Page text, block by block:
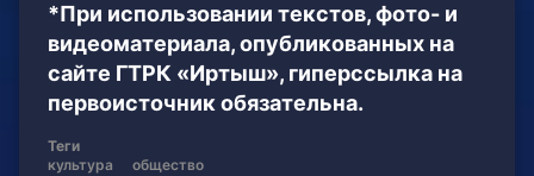
*При использовании текстов, фото- и
видеоматериала, опубликованных на
сайте ГТРК «Иртыш», гиперссылка на
первоисточник обязательна.
Теги
культура
общество